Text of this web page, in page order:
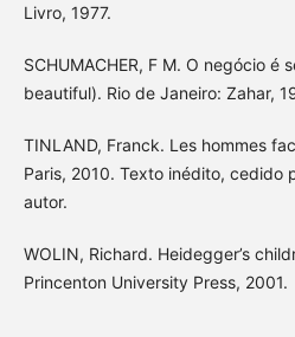
Livro, 1977.
SCHUMACHER, F M. O negócio é
beautiful). Rio de Janeiro: Zahar,
TINLAND, Franck. Les hommes
Paris, 2010. Texto inédito, cedido
autor.
WOLIN, Richard. Heidegger’s
Princenton University Press, 2001.